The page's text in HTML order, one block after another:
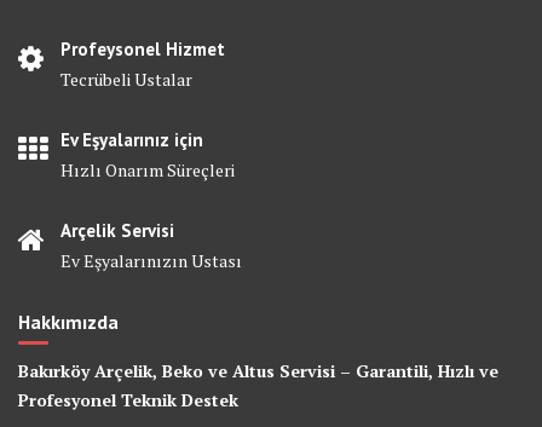
Profeysonel Hizmet
Tecrübeli Ustalar
Ev Eşyalarınız için
Hızlı Onarım Süreçleri
Arçelik Servisi
Ev Eşyalarınızın Ustası
Hakkımızda
Bakırköy Arçelik, Beko ve Altus Servisi – Garantili, Hızlı ve
Profesyonel Teknik Destek